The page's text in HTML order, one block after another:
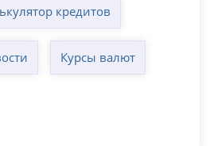
кредитов
Курсы валют